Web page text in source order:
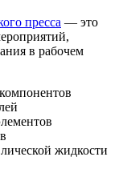
пресса — это
в рабочем
жидкости